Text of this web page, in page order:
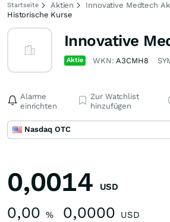
Startseite Aktien
Innovative Medtech
Historische Kurse
Innovative
Aktie WKN:A3CMH8
Alarme
einrichten
Zur Watchlist
hinzufügen
Nasdaq OTC
0,0014 USD
0,00 % 0,0000 USD